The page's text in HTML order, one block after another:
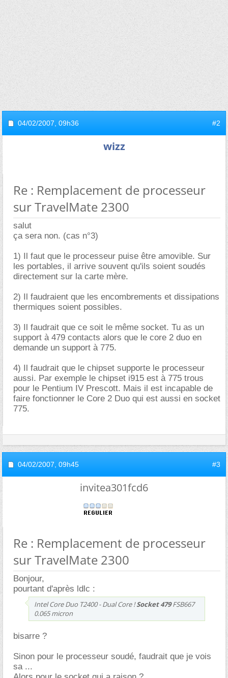
04/02/2007, 09h36 #2
wizz
Re : Remplacement de processeur
sur TravelMate 2300
salut
ça sera non. (cas n°3)
1) Il faut que le processeur puise être amovible. Sur
les portables, il arrive souvent qu'ils soient soudés
directement sur la carte mère.
2) Il faudraient que les encombrements et dissipations
thermiques soient possibles.
3) Il faudrait que ce soit le même socket. Tu as un
support à 479 contacts alors que le core 2 duo en
demande un support à 775.
4) Il faudrait que le chipset supporte le processeur
aussi. Par exemple le chipset i915 est à 775 trous
pour le Pentium IV Prescott. Mais il est incapable de
faire fonctionner le Core 2 Duo qui est aussi en socket
775.
04/02/2007, 09h45 #3
invitea301fcd6
Re : Remplacement de processeur
sur TravelMate 2300
Bonjour,
pourtant d'après ldlc :
Intel Core Duo T2400 - Dual Core !Socket 479FSB667
0.065 micron
bisarre ?
Sinon pour le processeur soudé, faudrait que je vois
sa ...